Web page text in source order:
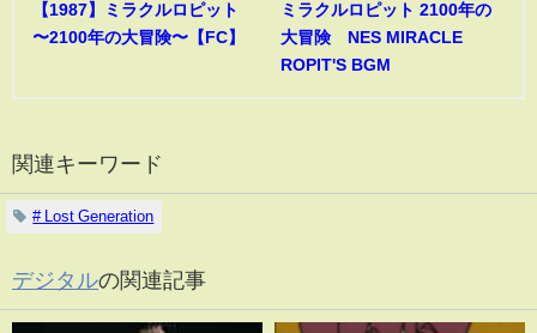
【1987】ミラクルロピット
〜2100年の大冒険〜【FC】
ミラクルロピット 2100年の
大冒険 NES MIRACLE
ROPIT'S BGM
関連キーワード
# Lost Generation
デジタルの関連記事